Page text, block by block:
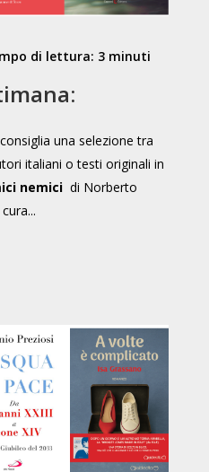
di lettura: 3 minuti
una selezione tra
italiani o testi originali in
nemici di Norberto